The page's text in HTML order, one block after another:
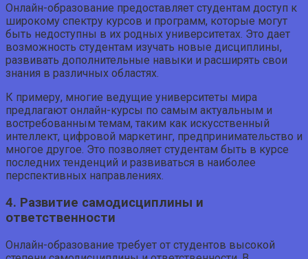
Онлайн-образование предоставляет студентам доступ к
широкому спектру курсов и программ, которые могут
быть недоступны в их родных университетах. Это дает
возможность студентам изучать новые дисциплины,
развивать дополнительные навыки и расширять свои
знания в различных областях.
К примеру, многие ведущие университеты мира
предлагают онлайн-курсы по самым актуальным и
востребованным темам, таким как искусственный
интеллект, цифровой маркетинг, предпринимательство и
многое другое. Это позволяет студентам быть в курсе
последних тенденций и развиваться в наиболее
перспективных направлениях.
4. Развитие самодисциплины и
ответственности
Онлайн-образование требует от студентов высокой